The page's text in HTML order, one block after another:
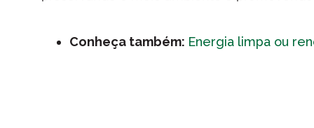
Conheça também: Energia limpa ou